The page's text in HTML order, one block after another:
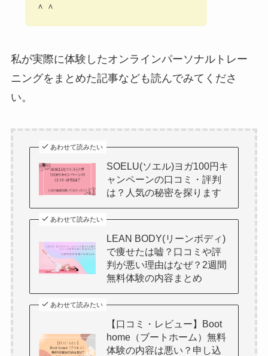
＾＾
私が実際に体験したオンラインパーソナルトレー
ニングをまとめた記事なども読んでみてくださ
い。
あわせて読みたい
SOELU(ソエル)ヨガ100円キ
ャンペーンの口コミ・評判
は？人気の秘密を探ります
あわせて読みたい
LEAN BODY(リーンボディ)
で痩せたは嘘？口コミや評
判が悪い理由はなぜ？2週間
無料体験の内容まとめ
あわせて読みたい
【口コミ・レビュー】Boot
home（ブートホーム）無料
体験の内容は悪い？申し込